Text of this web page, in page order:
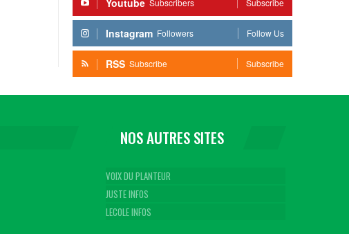
Instagram Followers Follow Us
RSS Subscribe Subscribe
NOS AUTRES SITES
VOIX DU PLANTEUR
JUSTE INFOS
LECOLE INFOS